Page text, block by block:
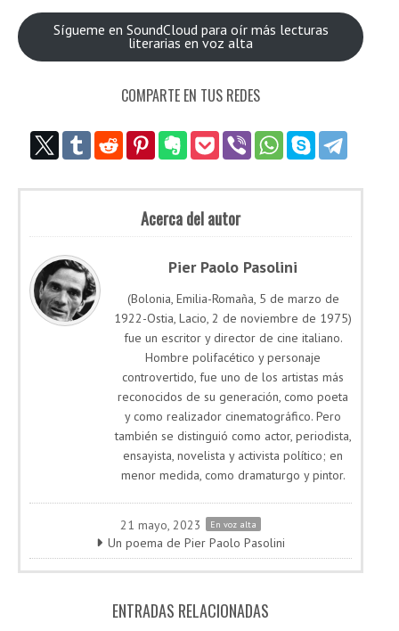
Sígueme en SoundCloud para oír más lecturas
literarias en voz alta
COMPARTE EN TUS REDES
Acerca del autor
Pier Paolo Pasolini
(Bolonia, Emilia-Romaña, 5 de marzo de
1922-Ostia, Lacio, 2 de noviembre de 1975)
fue un escritor y director de cine italiano.
Hombre polifacético y personaje
controvertido, fue uno de los artistas más
reconocidos de su generación, como poeta
y como realizador cinematográfico. Pero
también se distinguió como actor, periodista,
ensayista, novelista y activista político; en
menor medida, como dramaturgo y pintor.
21 mayo, 2023 En voz alta
Un poema de Pier Paolo Pasolini
ENTRADAS RELACIONADAS